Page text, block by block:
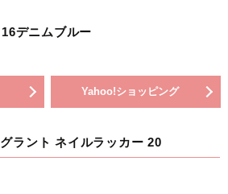
デニムブルー
Yahoo!ショッピング
ラント ネイルラッカー 20